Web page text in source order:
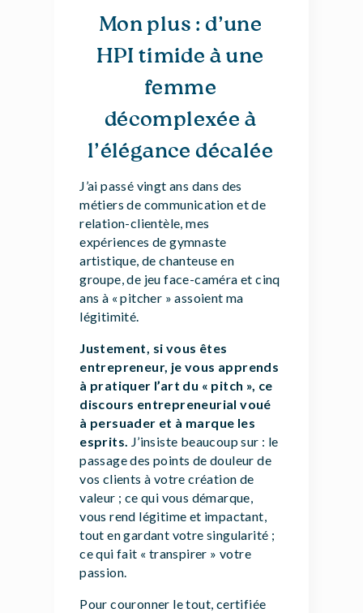
Mon plus : d’une
HPI timide à une
femme
décomplexée à
l’élégance décalée
J’ai passé vingt ans dans des
métiers de communication et de
relation-clientèle, mes
expériences de gymnaste
artistique, de chanteuse en
groupe, de jeu face-caméra et cinq
ans à « pitcher » assoient ma
légitimité.
Justement, si vous êtes
entrepreneur, je vous apprends
à pratiquer l’art du « pitch », ce
discours entrepreneurial voué
à persuader et à marque les
esprits. J’insiste beaucoup sur : le
passage des points de douleur de
vos clients à votre création de
valeur ; ce qui vous démarque,
vous rend légitime et impactant,
tout en gardant votre singularité ;
ce qui fait « transpirer » votre
passion.
Pour couronner le tout, certifiée